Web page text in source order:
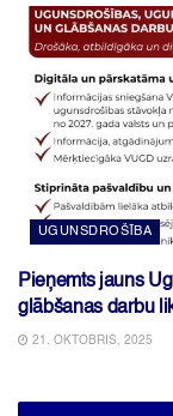
UGUNSDROŠĪBA
Pieņemts jauns
glābšanas darbu
21. OKTOBRIS, 2025